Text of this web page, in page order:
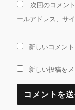
次回のコメン
ールアドレス、サ
新しいコメン
新しい投稿を